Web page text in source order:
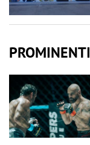
PROMINENTI